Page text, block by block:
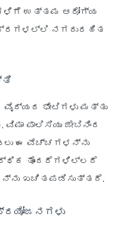
ಉತ್ತಮ ಆರೋಗ್ಯ
ನಗದುರಹಿತ
ಭೇಟಿಗಳು ಮತ್ತು
ಪಾಲಿಸಿಯು ಜೇಬಿನಿಂದ
ಈ ವೆಚ್ಚಗಳನ್ನು
ಆರ್ಥಿಕ ತೊಂದರೆಗಳಿಲ್ಲದೆ
ಖಚಿತಪಡಿಸುತ್ತದೆ.